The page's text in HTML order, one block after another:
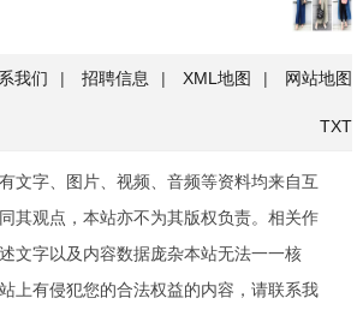
我们 | 招聘信息 | XML地图 | 网站地图
TXT
文字、图片、视频、音频等资料均来自互
其观点，本站亦不为其版权负责。相关作
文字以及内容数据庞杂本站无法一一核
上有侵犯您的合法权益的内容，请联系我